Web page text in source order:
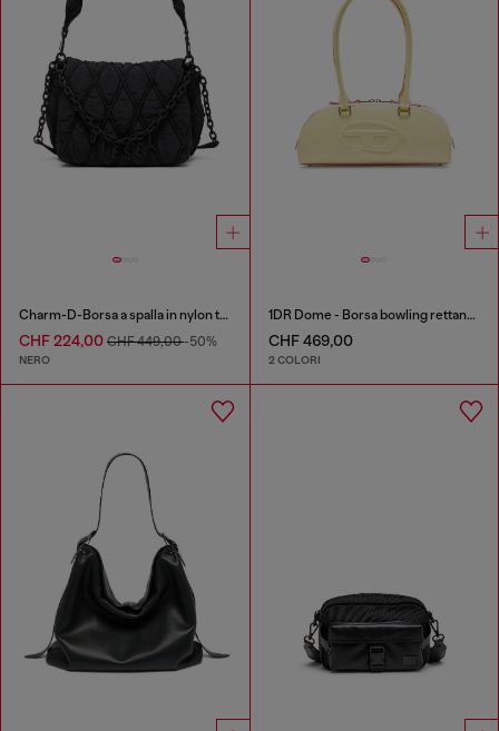
Charm-D-Borsa a spalla in nylon trapuntato
CHF 224,00 CHF 449,00-50%
NERO
1DR Dome - Borsa bowling rettangolare in pelle
CHF 469,00
2 COLORI